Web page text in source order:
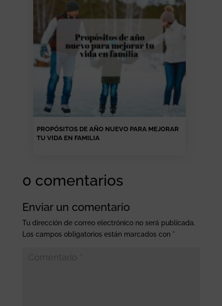
PROPÓSITOS DE AÑO NUEVO PARA MEJORAR
TU VIDA EN FAMILIA
0 comentarios
Enviar un comentario
Tu dirección de correo electrónico no será publicada.
Los campos obligatorios están marcados con *